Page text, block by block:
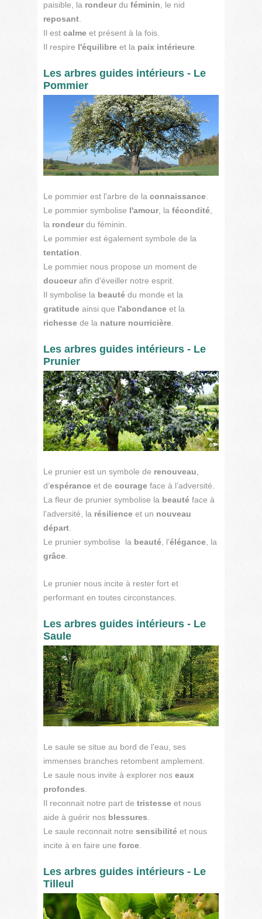
paisible, la rondeurdu féminin , le nid
reposant
Il est calme et présent à la fois.
Il respire l'équilibre et la paix intérieure
Les arbres guides intérieurs - Le
Pommier
Le pommier est l'arbre de la connaissance
Le pommier symbolise l'amour, la fécondité
la rondeurdu féminin.
Le pommier est également symbole de la
tentation
Le pommier nous propose un moment de
douceurafin d'éveiller notre esprit.
Il symbolise la beauté du monde et la
gratitude ainsi que l'abondance et la
richesse de la nature nourricière
Les arbres guides intérieurs - Le
Prunier
Le prunier est un symbole de renouveau
d’espérance et de courage face à l’adversité.
La fleur de prunier symbolise la beauté face à
l’adversité, la résilience et un nouveau
départ
Le prunier symbolise la beauté , l’élégance , la
grâce
Le prunier nous incite à rester fort et
performant en toutes circonstances.
Les arbres guides intérieurs - Le
Saule
Le saule se situe au bord de l'eau, ses
immenses branches retombent amplement.
Le saule nous invite à explorer nos eaux
profondes
Il reconnait notre part de tristesse et nous
aide à guérir nos blessures
Le saule reconnait notre sensibilité et nous
incite à en faire une force
Les arbres guides intérieurs - Le
Tilleul